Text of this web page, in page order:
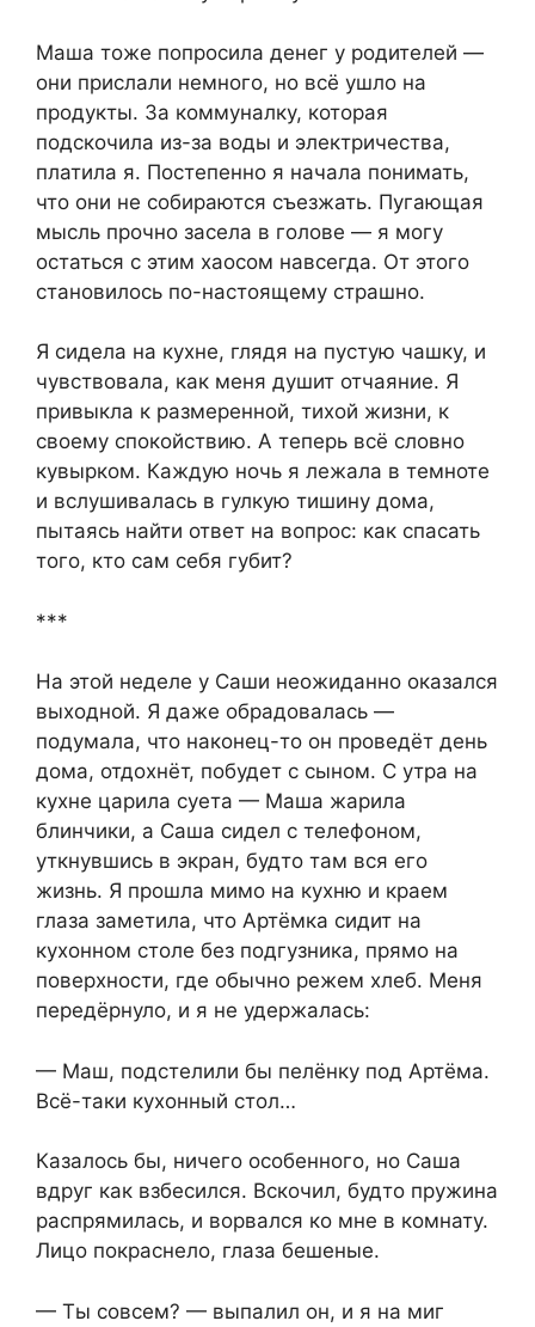
Маша тоже попросила денег у родителей —
они прислали немного, но всё ушло на
продукты. За коммуналку, которая
подскочила из-за воды и электричества,
платила я. Постепенно я начала понимать,
что они не собираются съезжать. Пугающая
мысль прочно засела в голове — я могу
остаться с этим хаосом навсегда. От этого
становилось по-настоящему страшно.
Я сидела на кухне, глядя на пустую чашку, и
чувствовала, как меня душит отчаяние. Я
привыкла к размеренной, тихой жизни, к
своему спокойствию. А теперь всё словно
кувырком. Каждую ночь я лежала в темноте
и вслушивалась в гулкую тишину дома,
пытаясь найти ответ на вопрос: как спасать
того, кто сам себя губит?
***
На этой неделе у Саши неожиданно оказался
выходной. Я даже обрадовалась —
подумала, что наконец-то он проведёт день
дома, отдохнёт, побудет с сыном. С утра на
кухне царила суета — Маша жарила
блинчики, а Саша сидел с телефоном,
уткнувшись в экран, будто там вся его
жизнь. Я прошла мимо на кухню и краем
глаза заметила, что Артёмка сидит на
кухонном столе без подгузника, прямо на
поверхности, где обычно режем хлеб. Меня
передёрнуло, и я не удержалась:
— Маш, подстелили бы пелёнку под Артёма.
Всё-таки кухонный стол…
Казалось бы, ничего особенного, но Саша
вдруг как взбесился. Вскочил, будто пружина
распрямилась, и ворвался ко мне в комнату.
Лицо покраснело, глаза бешеные.
— Ты совсем? — выпалил он, и я на миг